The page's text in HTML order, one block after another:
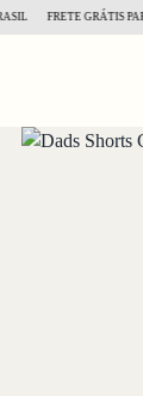
FRETE GRÁTIS PARA